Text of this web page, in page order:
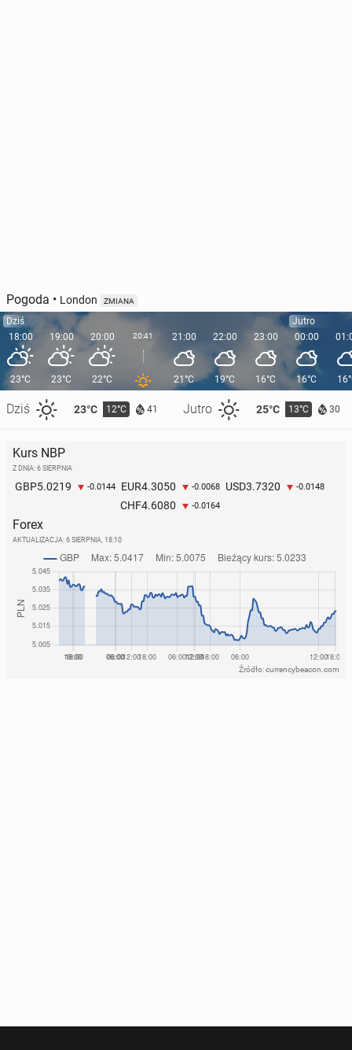
Pogoda • London ZMIANA
Dziś
18:00
23°C
Dziś 23°C 12°C 41 Jutro 25°C 13°C 30
19:00
23°C
20:00
22°C
20:41 21:00
21°C
22:00
19°C
23:00
16°C
Jutro
00:00
16°C
Kurs NBP
Z DNIA: 6 SIERPNIA
GBP5.0219 -0.0144 EUR4.3050 -0.0068 USD3.7320 -0.0148
CHF4.6080 -0.0164
Forex
AKTUALIZACJA: 6 SIERPNIA, 18:10
Źródło: currencybeacon.com